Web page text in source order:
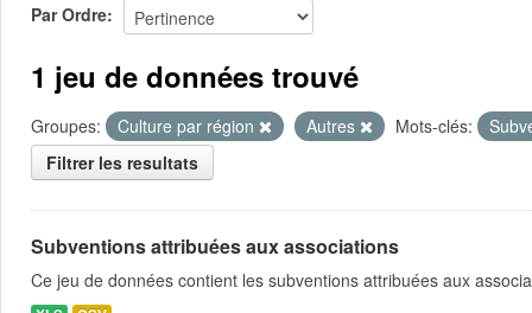
À propos
Par Ordre
1 jeu de données trouvé
Groupes: Culture par région Autres Mots-clés:
Filtrer les resultats
Subventions attribuées aux associations
Ce jeu de données contient les subventions attribuées aux